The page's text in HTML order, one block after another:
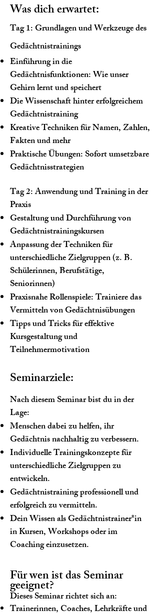
Was dich erwartet:
Tag 1: Grundlagen und Werkzeuge des
Gedächtnistrainings
Einführung in die
Gedächtnisfunktionen: Wie unser
Gehirn lernt und speichert
Die Wissenschaft hinter erfolgreichem
Gedächtnistraining
Kreative Techniken für Namen, Zahlen,
Fakten und mehr
Praktische Übungen: Sofort umsetzbare
Gedächtnisstrategien
Tag 2: Anwendung und Training in der
Praxis
Gestaltung und Durchführung von
Gedächtnistrainingskursen
Anpassung der Techniken für
unterschiedliche Zielgruppen (z. B.
Schülerinnen, Berufstätige,
Seniorinnen)
Praxisnahe Rollenspiele: Trainiere das
Vermitteln von Gedächtnisübungen
Tipps und Tricks für effektive
Kursgestaltung und
Teilnehmermotivation
Seminarziele:
Nach diesem Seminar bist du in der
Lage:
Menschen dabei zu helfen, ihr
Gedächtnis nachhaltig zu verbessern.
Individuelle Trainingskonzepte für
unterschiedliche Zielgruppen zu
entwickeln.
Gedächtnistraining professionell und
erfolgreich zu vermitteln.
Dein Wissen als Gedächtnistrainer*in
in Kursen, Workshops oder im
Coaching einzusetzen.
Für wen ist das Seminar
geeignet?
Dieses Seminar richtet sich an:
Trainerinnen, Coaches, Lehrkräfte und